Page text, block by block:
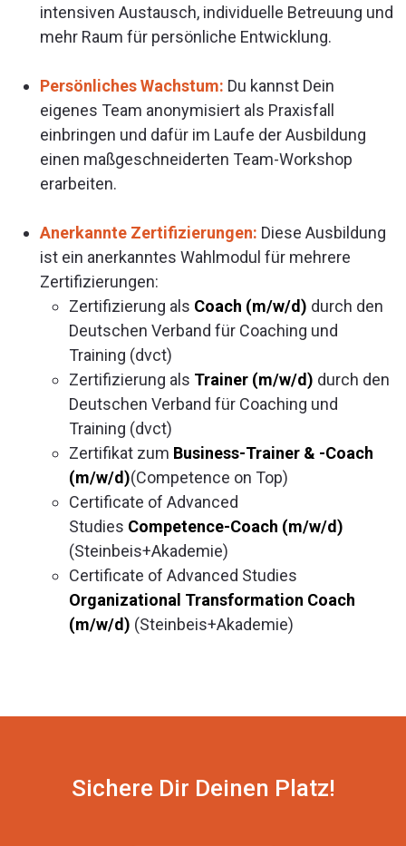
intensiven Austausch, individuelle Betreuung und
mehr Raum für persönliche Entwicklung.
Persönliches Wachstum: Du kannst Dein
eigenes Team anonymisiert als Praxisfall
einbringen und dafür im Laufe der Ausbildung
einen maßgeschneiderten Team-Workshop
erarbeiten.
Anerkannte Zertifizierungen: Diese Ausbildung
ist ein anerkanntes Wahlmodul für mehrere
Zertifizierungen:
Zertifizierung als Coach (m/w/d) durch den
Deutschen Verband für Coaching und
Training (dvct)
Zertifizierung als Trainer (m/w/d) durch den
Deutschen Verband für Coaching und
Training (dvct)
Zertifikat zum Business-Trainer & -Coach
(m/w/d)(Competence on Top)
Certificate of Advanced
Studies Competence-Coach (m/w/d)
(Steinbeis+Akademie)
Certificate of Advanced Studies
Organizational Transformation Coach
(m/w/d) (Steinbeis+Akademie)
Sichere Dir Deinen Platz!